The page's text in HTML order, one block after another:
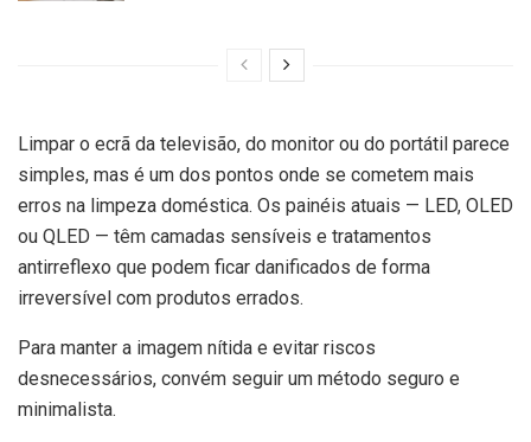
Limpar o ecrã da televisão, do monitor ou do portátil parece
simples, mas é um dos pontos onde se cometem mais
erros na limpeza doméstica. Os painéis atuais — LED, OLED
ou QLED — têm camadas sensíveis e tratamentos
antirreflexo que podem ficar danificados de forma
irreversível com produtos errados.
Para manter a imagem nítida e evitar riscos
desnecessários, convém seguir um método seguro e
minimalista.